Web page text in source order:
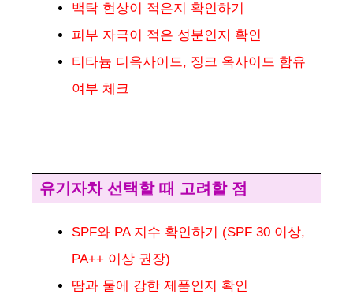
백탁 현상이 적은지 확인하기
피부 자극이 적은 성분인지 확인
티타늄 디옥사이드, 징크 옥사이드 함유
여부 체크
유기자차 선택할 때 고려할 점
SPF와 PA 지수 확인하기 (SPF 30 이상,
PA++ 이상 권장)
땀과 물에 강한 제품인지 확인